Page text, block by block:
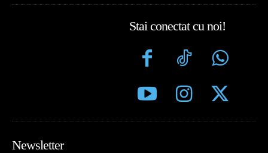
Stai conectat cu noi!
Newsletter